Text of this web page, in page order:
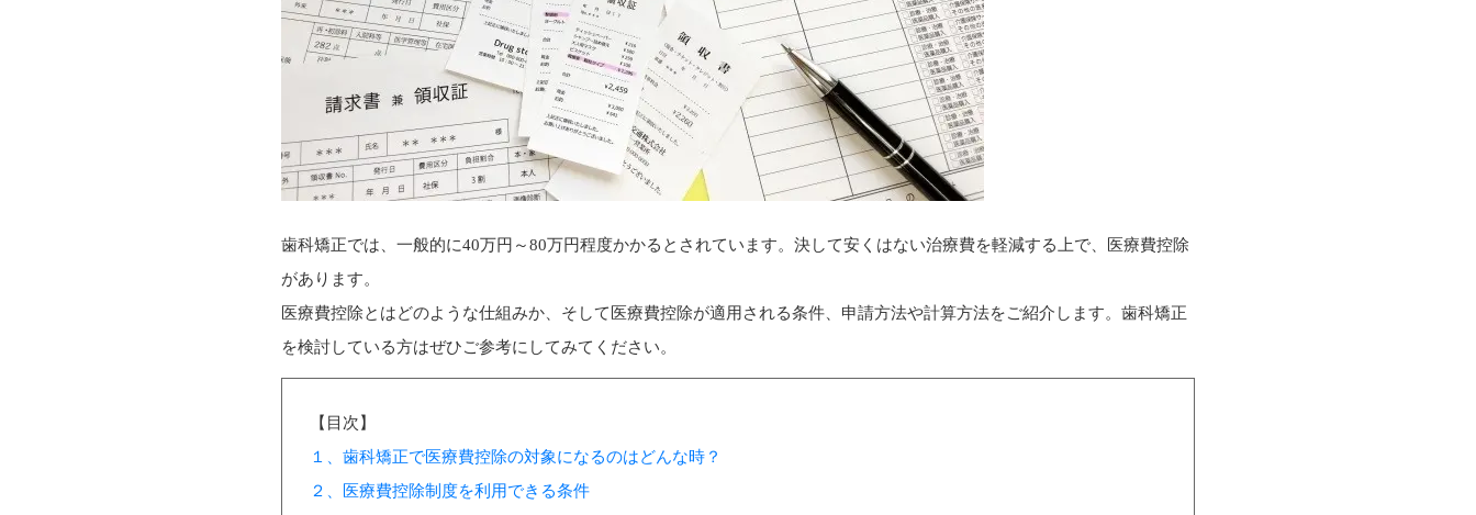
歯科矯正では、一般的に40万円～80万円程度かかるとされています。決して安くはない治療費を軽減する上で、医療費控除
があります。
医療費控除とはどのような仕組みか、そして医療費控除が適用される条件、申請方法や計算方法をご紹介します。歯科矯正
を検討している方はぜひご参考にしてみてください。
【目次】
１、歯科矯正で医療費控除の対象になるのはどんな時？
２、医療費控除制度を利用できる条件